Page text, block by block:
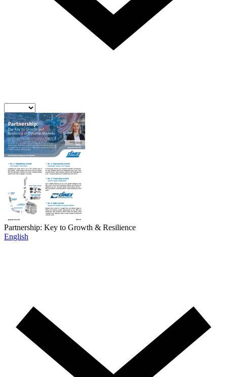
Partnership: Key to Growth & Resilience
English